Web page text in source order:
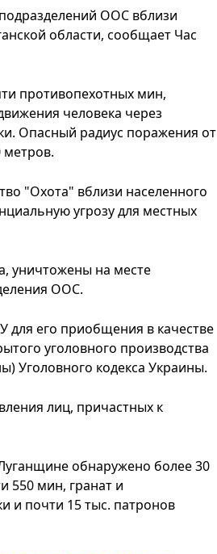
ООС вблизи
области, сообщает Час
противопехотных мин,
человека через
Опасный радиус поражения от
метров.
"Охота" вблизи населенного
угрозу для местных
уничтожены на месте
ООС.
для его приобщения в качестве
уголовного производства
Уголовного кодекса Украины.
лиц, причастных к
обнаружено более 30
550 мин, гранат и
и почти 15 тыс. патронов